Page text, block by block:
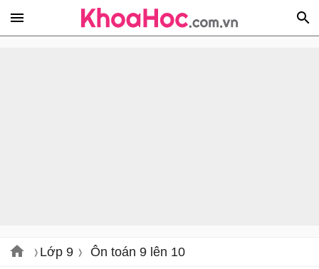
Lớp 9 Ôn toán 9 lên 10